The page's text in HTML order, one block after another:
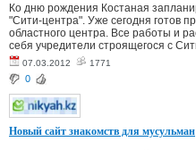
Ко дню рождения Костаная
"Сити-центра". Уже сегодня готов
областного центра. Все работы и
себя учредители строящегося с
07.03.2012 1771
0
Новый сайт знакомств для мусульман